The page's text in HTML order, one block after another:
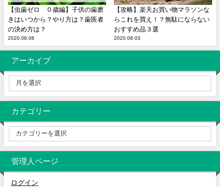
【虫歯ゼロ ０歳編】子供の歯磨
きはいつから？やり方は？歯医者
の決め方は？
2020.08.08
【攻略】楽天お買い物マラソンな
らこれを買え！？無駄にならない
おすすめ品３選
2020.08.03